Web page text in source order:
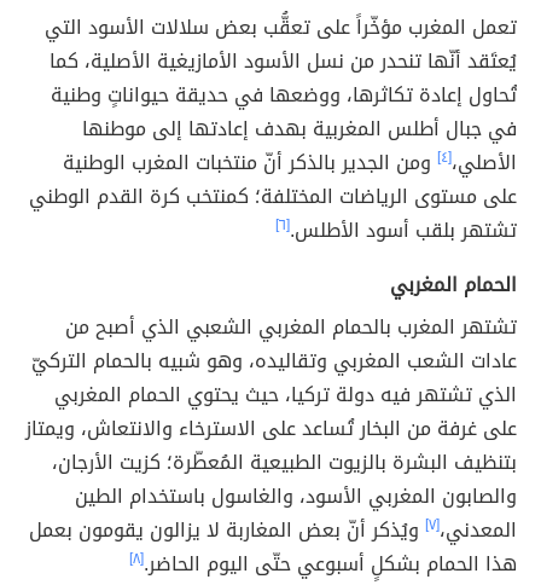
تعمل المغرب مؤخّراً على تعقُّب بعض سلالات الأسود التي
يُعتَقد أنّها تنحدر من نسل الأسود الأمازيغية الأصلية، كما
تُحاول إعادة تكاثرها، ووضعها في حديقة حيواناتٍ وطنية
في جبال أطلس المغربية بهدف إعادتها إلى موطنها
الأصلي،[٤]
ومن الجدير بالذكر أنّ منتخبات المغرب الوطنية
على مستوى الرياضات المختلفة؛ كمنتخب كرة القدم الوطني
تشتهر بلقب أسود الأطلس.[٦]
الحمام المغربي
تشتهر المغرب بالحمام المغربي الشعبي الذي أصبح من
عادات الشعب المغربي وتقاليده، وهو شبيه بالحمام التركيّ
الذي تشتهر فيه دولة تركيا، حيث يحتوي الحمام المغربي
على غرفة من البخار تُساعد على الاسترخاء والانتعاش، ويمتاز
بتنظيف البشرة بالزيوت الطبيعية المُعطّرة؛ كزيت الأرجان،
والصابون المغربي الأسود، والغاسول باستخدام الطين
المعدني،[٧]
ويُذكر أنّ بعض المغاربة لا يزالون يقومون بعمل
هذا الحمام بشكلٍ أسبوعي حتّى اليوم الحاضر.[٨]